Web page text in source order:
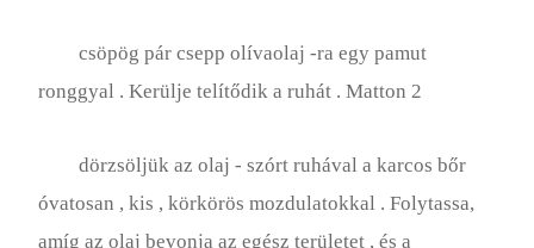
csöpög pár csepp olívaolaj -ra egy pamut
ronggyal . Kerülje telítődik a ruhát . Matton 2
dörzsöljük az olaj - szórt ruhával a karcos bőr
óvatosan , kis , körkörös mozdulatokkal . Folytassa,
amíg az olaj bevonja az egész területet , és a